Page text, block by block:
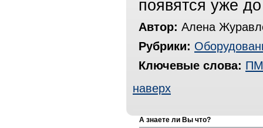
появятся уже
Автор: Алена
Рубрики:
Ключевые слова:
наверх
А знаете ли Вы что?